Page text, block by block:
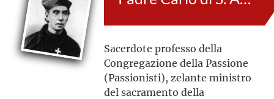
Sacerdote professo della
Congregazione della Passione
(Passionisti), zelante ministro
del sacramento della